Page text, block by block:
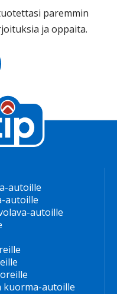
paremmin
ja oppaita.
autoille
autoille
autoille
kuorma-autoille